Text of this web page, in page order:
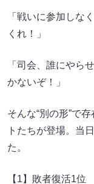
「戦いに参加しな
くれ！」
「司会、誰にやら
かないぞ！」
そんな“別の形”で
トたちが登場。当
た。
【1】敗者復活1位